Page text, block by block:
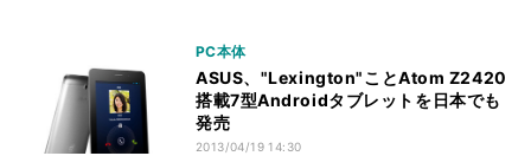
PC本体
ASUS、"Lexington"ことAtom Z2420
搭載7型Androidタブレットを日本でも
発売
2013/04/19 14:30